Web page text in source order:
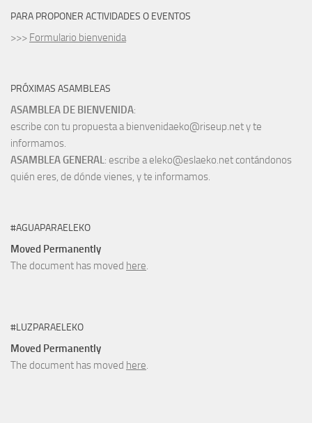
PARA PROPONER ACTIVIDADES O EVENTOS
>>> Formulario bienvenida
PRÓXIMAS ASAMBLEAS
ASAMBLEA DE BIENVENIDA:
escribe con tu propuesta a bienvenidaeko@riseup.net y te
informamos.
ASAMBLEA GENERAL: escribe a eleko@eslaeko.net contándonos
quién eres, de dónde vienes, y te informamos.
#AGUAPARAELEKO
Moved Permanently
The document has moved here.
#LUZPARAELEKO
Moved Permanently
The document has moved here.